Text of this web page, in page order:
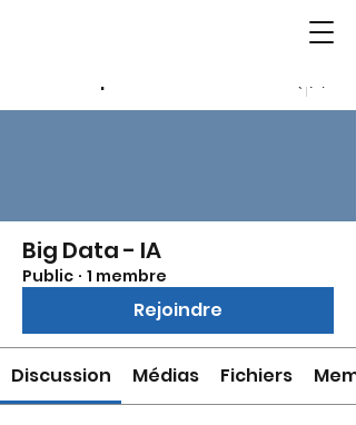
Big Data - IA
Public · 1 membre
Rejoindre
Discussion Médias Fichiers